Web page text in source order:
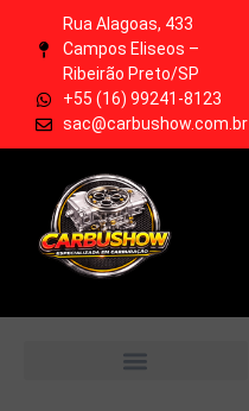
Rua Alagoas, 433
Campos Eliseos –
Ribeirão Preto/SP
+55 (16) 99241-8123
sac@carbushow.com.br